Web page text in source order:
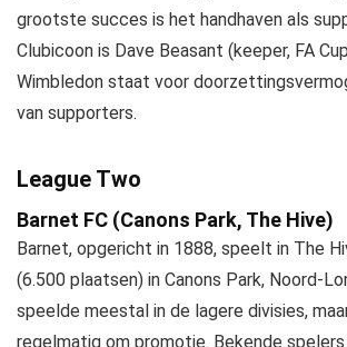
grootste succes is het handhaven als
Clubicoon is Dave Beasant (keeper, FA
Wimbledon staat voor
van supporters.
League Two
Barnet FC (Canons Park, The Hive)
Barnet, opgericht in 1888, speelt in The
(6.500 plaatsen) in Canons Park, Noord-
speelde meestal in de lagere divisies,
regelmatig om promotie. Bekende spelers